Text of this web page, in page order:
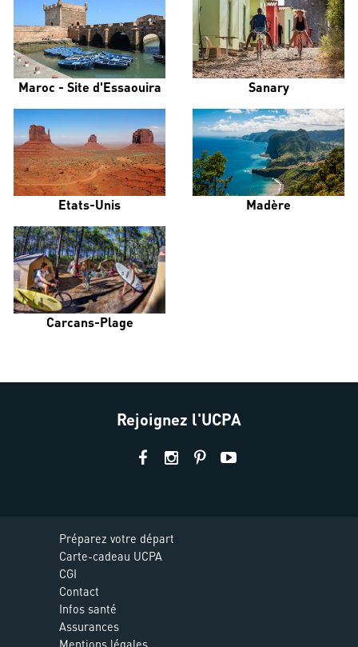
Maroc - Site d'Essaouira Sanary
Etats-Unis Madère
Carcans-Plage
Rejoignez l'UCPA
Préparez votre départ
Carte-cadeau UCPA
CGI
Contact
Infos santé
Assurances
Mentions légales